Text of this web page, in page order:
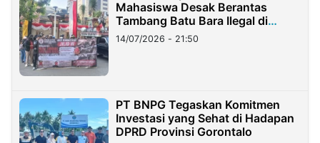
Mahasiswa Desak Berantas
Tambang Batu Bara Ilegal di
Lampung
14/07/2026 - 21:50
PT BNPG Tegaskan Komitmen
Investasi yang Sehat di Hadapan
DPRD Provinsi Gorontalo